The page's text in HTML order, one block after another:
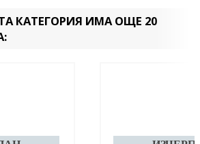
КАТЕГОРИЯ ИМА ОЩЕ 20